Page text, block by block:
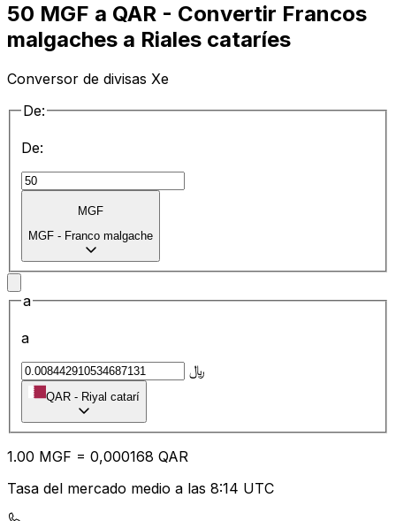
50 MGF a QAR - Convertir Francos
malgaches a Riales cataríes
Conversor de divisas Xe
De:
De:
MGF
MGF - Franco malgache
a
a
﷼
QAR - Riyal catarí
1.00 MGF = 0,000168 QAR
Tasa del mercado medio a las 8:14 UTC